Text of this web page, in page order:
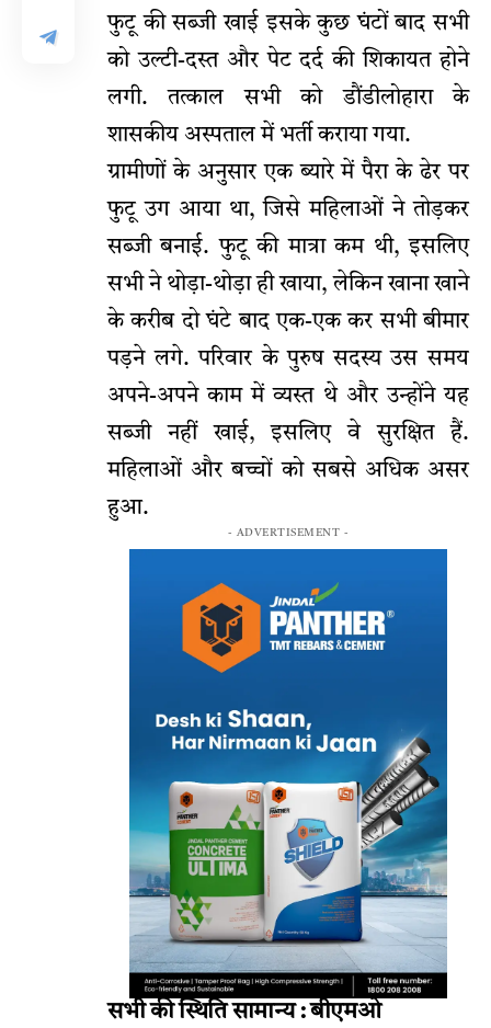
फुटू की सब्जी खाई इसके कुछ घंटों बाद सभी
को उल्टी-दस्त और पेट दर्द की शिकायत होने
लगी. तत्काल सभी को डौंडीलोहारा के
शासकीय अस्पताल में भर्ती कराया गया.
ग्रामीणों के अनुसार एक ब्यारे में पैरा के ढेर पर
फुटू उग आया था, जिसे महिलाओं ने तोड़कर
सब्जी बनाई. फुटू की मात्रा कम थी, इसलिए
सभी ने थोड़ा-थोड़ा ही खाया, लेकिन खाना खाने
के करीब दो घंटे बाद एक-एक कर सभी बीमार
पड़ने लगे. परिवार के पुरुष सदस्य उस समय
अपने-अपने काम में व्यस्त थे और उन्होंने यह
सब्जी नहीं खाई, इसलिए वे सुरक्षित हैं.
महिलाओं और बच्चों को सबसे अधिक असर
हुआ.
- ADVERTISEMENT -
सभी की स्थिति सामान्य : बीएमओ